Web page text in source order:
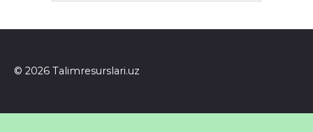
© 2026 Talimresurslari.uz